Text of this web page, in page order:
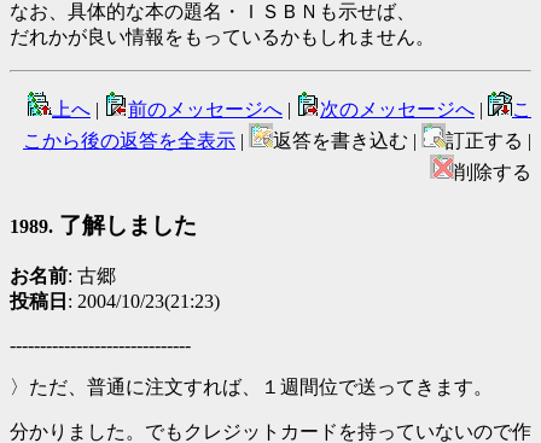
なお、具体的な本の題名・ＩＳＢＮも示せば、
だれかが良い情報をもっているかもしれません。
上へ | 前のメッセージへ | 次のメッセージへ |
こ
こから後の返答を全表示 | 返答を書き込む |
訂正する |
削除する
1989. 了解しました
お名前: 古郷
投稿日 : 2004/10/23(21:23)
------------------------------
〉ただ、普通に注文すれば、１週間位で送ってきます。
分かりました。でもクレジットカードを持っていないので作